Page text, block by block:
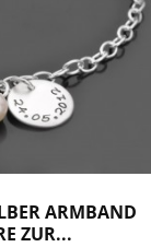
ARMBAND
ZUR...